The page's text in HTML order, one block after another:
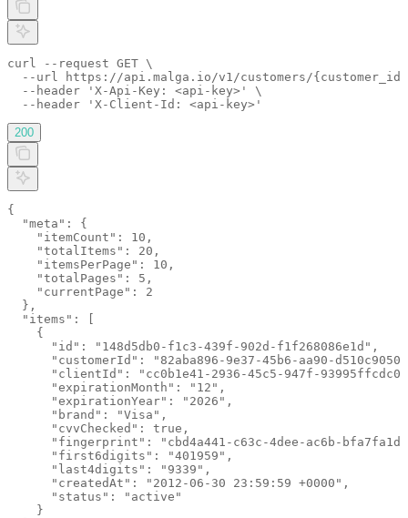
curl --request GET \
--url https://api.malga.io/v1/customers/
  --header 'X-Api-Key: <api-key>' \
  --header 'X-Client-Id: <api-key>'
200
{
  "meta": {
    "itemCount": 10,
    "totalItems": 20,
    "itemsPerPage": 10,
    "totalPages": 5,
    "currentPage": 2
  },
  "items": [
    {
      "id": "148d5db0-f1c3-439f-902d-f1f268086e1d",
"customerId": "82aba896-9e37-45b6-aa90-
"clientId": "cc0b1e41-2936-45c5-947f-
      "expirationMonth": "12",
      "expirationYear": "2026",
      "brand": "Visa",
      "cvvChecked": true,
"fingerprint": "cbd4a441-c63c-4dee-ac6b-
      "first6digits": "401959",
      "last4digits": "9339",
      "createdAt": "2012-06-30 23:59:59 +0000",
      "status": "active"
    }